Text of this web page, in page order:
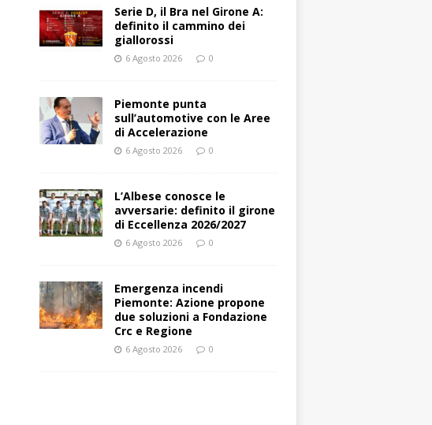
Serie D, il Bra nel Girone A:
definito il cammino dei
giallorossi
6 Agosto 2026 0
Piemonte punta
sull’automotive con le Aree
di Accelerazione
6 Agosto 2026 0
L’Albese conosce le
avversarie: definito il girone
di Eccellenza 2026/2027
6 Agosto 2026 0
Emergenza incendi
Piemonte: Azione propone
due soluzioni a Fondazione
Crc e Regione
6 Agosto 2026 0